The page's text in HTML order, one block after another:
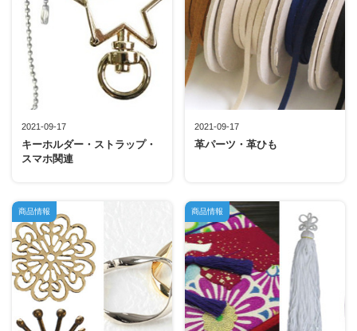
2021-09-17
キーホルダー・ストラップ・
スマホ関連
2021-09-17
革パーツ・革ひも
商品情報 商品情報